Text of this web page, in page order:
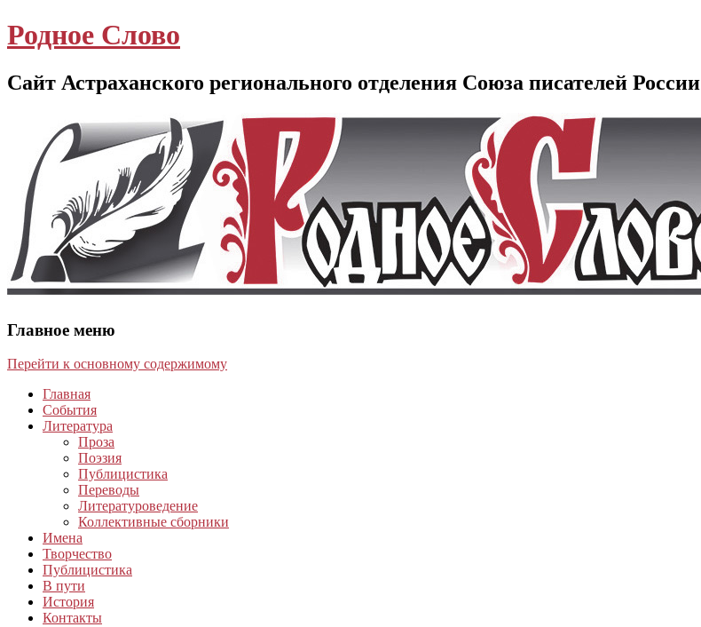
Родное Слово
Сайт Астраханского регионального отделения Союза писателей России
Главное меню
Перейти к основному содержимому
Главная
События
Литература
Проза
Поэзия
Публицистика
Переводы
Литературоведение
Коллективные сборники
Имена
Творчество
Публицистика
В пути
История
Контакты